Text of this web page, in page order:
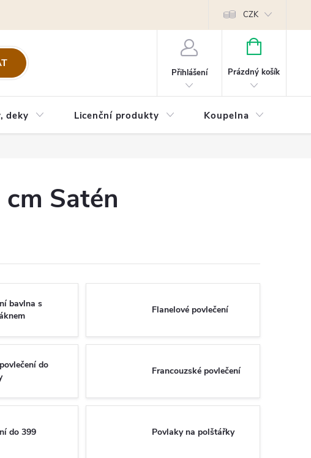
Poptávky a B2B
CZK
Přihlášení
NÁKUPNÍ
Prázdný košík
deky Licenční produkty Koupelna
Satén
bavlna s
Flanelové povlečení
do
Francouzské povlečení
do 399 Povlaky na polštářky